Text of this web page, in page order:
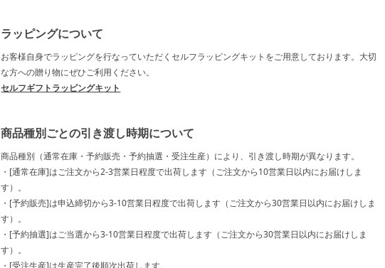
ラッピングについて
お客様自身でラッピングを行なっていただくセルフラッピングキットをご用意しております。大切
な方への贈り物にぜひご利用ください。
セルフギフトラッピングキット
商品種別ごとの引き渡し時期について
商品種別（通常在庫・予約販売・予約抽選・受注生産）により、引き渡し時期が異なります。
・[通常在庫]はご注文から2-3営業日程度で出荷します（ご注文から10営業日以内にお届けしま
す）。
・[予約販売]は申込締切から3-10営業日程度で出荷します（ご注文から30営業日以内にお届けしま
す）。
・[予約抽選]はご当選から3-10営業日程度で出荷します（ご注文から30営業日以内にお届けしま
す）。